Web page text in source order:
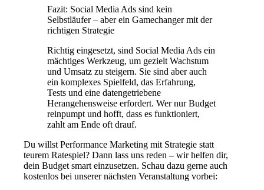
Fazit: Social Media Ads sind kein
Selbstläufer – aber ein Gamechanger mit der
richtigen Strategie
Richtig eingesetzt, sind Social Media Ads ein
mächtiges Werkzeug, um gezielt Wachstum
und Umsatz zu steigern. Sie sind aber auch
ein komplexes Spielfeld, das Erfahrung,
Tests und eine datengetriebene
Herangehensweise erfordert. Wer nur Budget
reinpumpt und hofft, dass es funktioniert,
zahlt am Ende oft drauf.
Du willst Performance Marketing mit Strategie statt
teurem Ratespiel? Dann lass uns reden – wir helfen dir,
dein Budget smart einzusetzen. Schau dazu gerne auch
kostenlos bei unserer nächsten Veranstaltung vorbei: